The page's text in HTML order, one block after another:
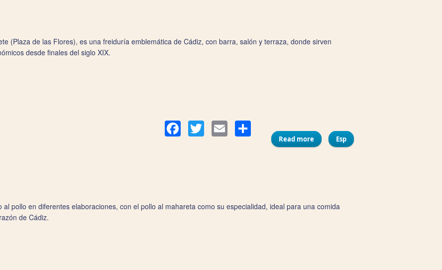
(Plaza de las Flores), es una freiduría emblemática de Cádiz, con barra, salón y terraza, donde sirven
desde finales del siglo XIX.
FacebookTwitter Email Compartir
Read more about Freiduría Las Flores I
Esp
pollo en diferentes elaboraciones, con el pollo al mahareta como su especialidad, ideal para una comida
de Cádiz.